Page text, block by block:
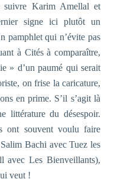
suivre Karim Amellal et
signe ici plutôt un
pamphlet qui n’évite pas
à Cités à comparaître,
» d’un paumé qui serait
on frise la caricature,
en prime. S’il s’agit là
littérature du désespoir.
ont souvent voulu faire
Bachi avecTuez les
avecLes Bienveillants),
veut !